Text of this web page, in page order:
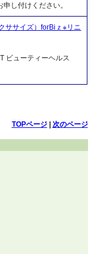
し付けください。
ササイズ）forBiｚ※リニ
ビューティーヘルス
TOPページ| 次のページ